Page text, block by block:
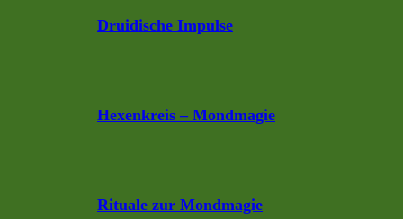
Druidische Impulse
Hexenkreis – Mondmagie
Rituale zur Mondmagie